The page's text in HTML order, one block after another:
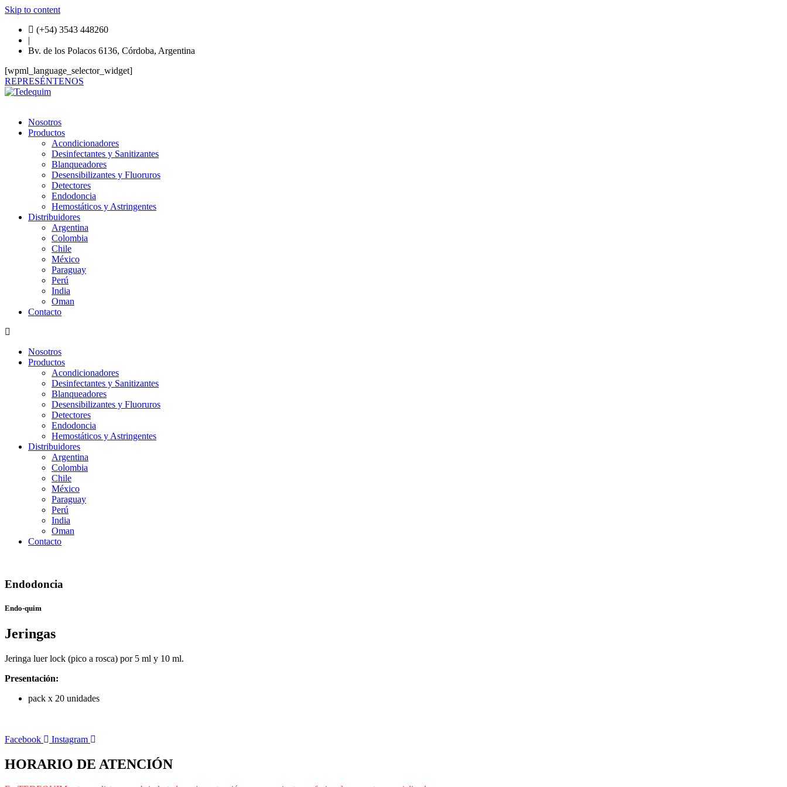
Skip to content
(+54) 3543 448260
|
Bv. de los Polacos 6136, Córdoba, Argentina
[wpml_language_selector_widget]
REPRESÉNTENOS
Nosotros
Productos
Acondicionadores
Desinfectantes y Sanitizantes
Blanqueadores
Desensibilizantes y Fluoruros
Detectores
Endodoncia
Hemostáticos y Astringentes
Distribuidores
Argentina
Colombia
Chile
México
Paraguay
Perú
India
Oman
Contacto
Nosotros
Productos
Acondicionadores
Desinfectantes y Sanitizantes
Blanqueadores
Desensibilizantes y Fluoruros
Detectores
Endodoncia
Hemostáticos y Astringentes
Distribuidores
Argentina
Colombia
Chile
México
Paraguay
Perú
India
Oman
Contacto
Endodoncia
Endo-quim
Jeringas
Jeringa luer lock (pico a rosca) por 5 ml y 10 ml.
Presentación:
pack x 20 unidades
Facebook Instagram
HORARIO DE ATENCIÓN